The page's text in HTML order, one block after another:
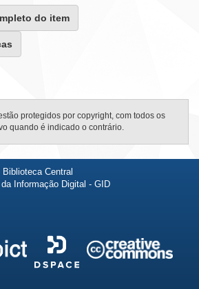
do item
protegidos por copyright, com todos os
quando é indicado o contrário.
Central
Informação Digital - GID